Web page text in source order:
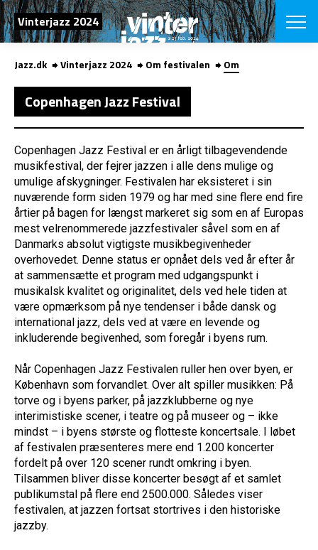
SØG
Vinterjazz 2024
English
COPENHAGEN
VINTERJAZZ
PROGRAM
Temaer
App
LOCATIONS
Venues &
App
INFO
Presse/
Om
Om
Kontakt
Om
SHOP
Jazz.dk Vinterjazz 2024 Om festivalen Om
Copenhagen Jazz Festival
Copenhagen Jazz Festival er en årligt tilbagevendende
musikfestival, der fejrer jazzen i alle dens mulige og
umulige afskygninger. Festivalen har eksisteret i sin
nuværende form siden 1979 og har med sine flere end fire
årtier på bagen for længst markeret sig som en af Europas
mest velrenommerede jazzfestivaler såvel som en af
Danmarks absolut vigtigste musikbegivenheder
overhovedet. Denne status er opnået dels ved år efter år
at sammensætte et program med udgangspunkt i
musikalsk kvalitet og originalitet, dels ved hele tiden at
være opmærksom på nye tendenser i både dansk og
international jazz, dels ved at være en levende og
inkluderende begivenhed, som foregår i byens rum.
Når Copenhagen Jazz Festivalen ruller hen over byen, er
København som forvandlet. Over alt spiller musikken: På
torve og i byens parker, på jazzklubberne og nye
interimistiske scener, i teatre og på museer og – ikke
mindst – i byens største og flotteste koncertsale. I løbet
af festivalen præsenteres mere end 1.200 koncerter
fordelt på over 120 scener rundt omkring i byen.
Tilsammen bliver disse koncerter besøgt af et samlet
publikumstal på flere end 2500.000. Således viser
festivalen, at jazzen fortsat stortrives i den historiske
jazzby.